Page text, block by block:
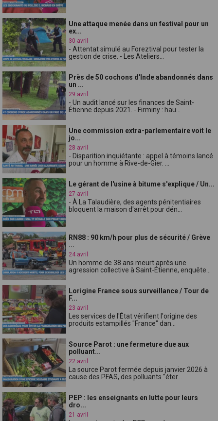
Une attaque menée dans un festival pour un
ex...
30 avril
- Attentat simulé au Foreztival pour tester la
gestion de crise. - Les Ateliers...
Près de 50 cochons d'Inde abandonnés dans
un ...
29 avril
- Un audit lancé sur les finances de Saint-
Étienne depuis 2021. - Firminy : hau...
Une commission extra-parlementaire voit le
jo...
28 avril
- Disparition inquiétante : appel à témoins lancé
pour un homme à Rive-de-Gier. ...
Le gérant de l'usine à bitume s'explique / Un...
27 avril
- À La Talaudière, des agents pénitentiaires
bloquent la maison d'arrêt pour dén...
RN88 : 90 km/h pour plus de sécurité / Grève
...
24 avril
Un homme de 38 ans meurt après une
agression collective à Saint-Étienne, enquête...
Lorigine France sous surveillance / Tour de
F...
23 avril
Les services de l'État vérifient l'origine des
produits estampillés "France" dan...
Source Parot : une fermeture due aux
polluant...
22 avril
La source Parot fermée depuis janvier 2026 à
cause des PFAS, des polluants "éter...
PEP : les enseignants en lutte pour leurs
dro...
21 avril